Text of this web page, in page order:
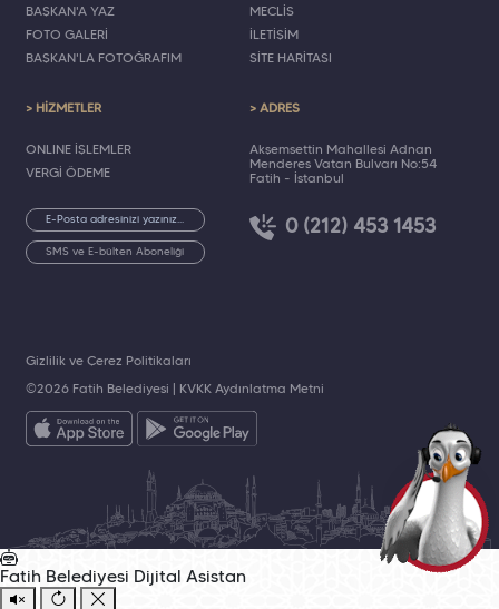
BAŞKAN'A YAZ
FOTO GALERİ
BAŞKAN'LA FOTOĞRAFIM
MECLİS
İLETİŞİM
SİTE HARİTASI
> HİZMETLER
ONLINE İŞLEMLER
VERGİ ÖDEME
SMS ve E-bülten Aboneliği
> ADRES
Akşemsettin Mahallesi Adnan
Menderes Vatan Bulvarı No:54
Fatih - İstanbul
0 (212) 453 1453
©2026 Fatih Belediyesi | KVKK Aydınlatma Metni
Gizlilik ve Çerez Politikaları
Fatih Belediyesi Dijital Asistan